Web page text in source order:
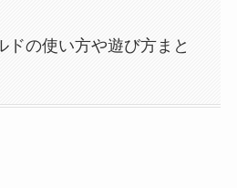
ドの使い方や遊び方まと